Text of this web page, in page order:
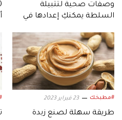
وصفات صحية لتتبيلة
السلطة يمكنكِ إعدادها في
#مطبخك 23 فبراير 2023
طريقة سهلة لصنع زبدة